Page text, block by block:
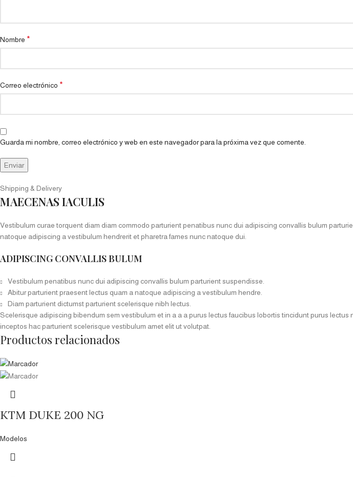
Nombre *
Correo electrónico *
Guarda mi nombre, correo electrónico y web en este navegador para la próxima vez que comente.
Shipping & Delivery
MAECENAS IACULIS
Vestibulum curae torquent diam diam commodo parturient penatibus nunc dui adipiscing convallis bulum
natoque adipiscing a vestibulum hendrerit et pharetra fames nunc natoque dui.
ADIPISCING CONVALLIS BULUM
Vestibulum penatibus nunc dui adipiscing convallis bulum parturient suspendisse.
Abitur parturient praesent lectus quam a natoque adipiscing a vestibulum hendre.
Diam parturient dictumst parturient scelerisque nibh lectus.
Scelerisque adipiscing bibendum sem vestibulum et in a a a purus lectus faucibus lobortis tincidunt purus
inceptos hac parturient scelerisque vestibulum amet elit ut volutpat.
Productos relacionados
KTM DUKE 200 NG
Modelos